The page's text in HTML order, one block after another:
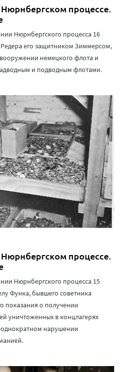
Нюрнбергском процессе.
Нюрнбергского процесса 16
его защитником Зиммерсом,
немецкого флота и
и подводным флотами.
Нюрнбергском процессе.
Нюрнбергского процесса 15
Функа, бывшего советника
показания о получении
уничтоженных в концлагерях
нарушении